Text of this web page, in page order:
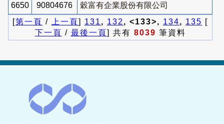
6650 90804676
穀富有企業股份有限公司
[第一頁 / 上一頁] 131 , 132 , <133>, 134, 135 [
下一頁 / 最後一頁] 共有 8039 筆資料